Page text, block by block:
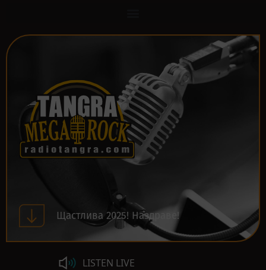
Щастлива 2025! Наздраве!
LISTEN LIVE